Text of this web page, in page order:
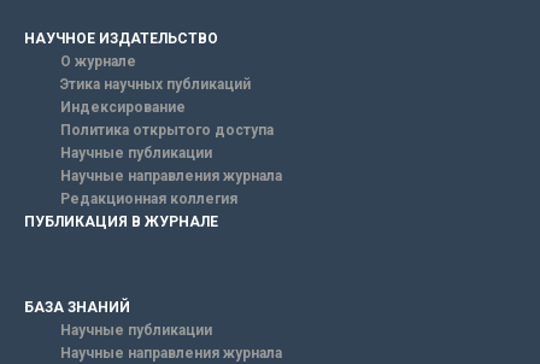
НАУЧНОЕ ИЗДАТЕЛЬСТВО
О журнале
Этика научных публикаций
Индексирование
Политика открытого доступа
Научные публикации
Научные направления журнала
Редакционная коллегия
ПУБЛИКАЦИЯ В ЖУРНАЛЕ
БАЗА ЗНАНИЙ
Научные публикации
Научные направления журнала